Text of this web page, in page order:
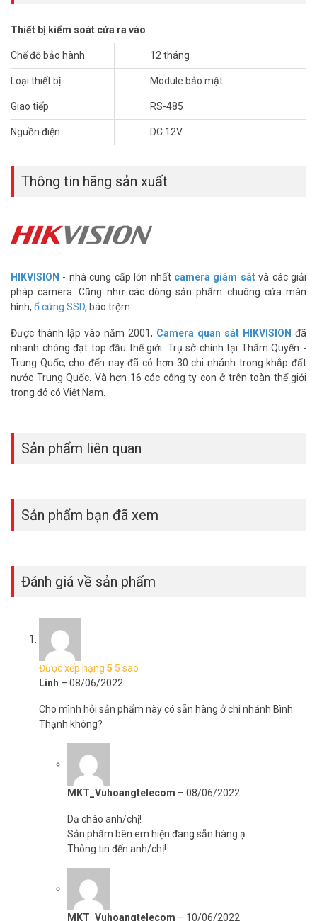
– Ngõ ra: Relay công tắc cửa × 1, Relay báo động × 1.
– Nguồn điện: DC 12V.
– Xuất xứ: Trung Quốc.
– Bảo hành: 24 tháng.
Đặt mua hàng Online ngay HIKVISION DS-K1T671MF mới nhất, xin
vui lòng liên hệ HOTLINE
1900.9259để được hỗ trợ tốt nhất. Tham
Thiết bị kiểm soát cửa ra vào
Chế độ bảo hành 12 tháng
Loại thiết bị Module bảo mật
Giao tiếp RS-485
Nguồn điện DC 12V
Thông tin hãng sản xuất
HIKVISION - nhà cung cấp lớn nhất camera giám sátvà các giải
pháp camera. Cũng như các dòng sản phẩm chuông cửa màn
hình, ổ cứng SSD, báo trộm ...
Được thành lập vào năm 2001, Camera quan sát HIKVISION đã
nhanh chóng đạt top đầu thế giới. Trụ sở chính tại Thẩm Quyến -
Trung Quốc, cho đến nay đã có hơn 30 chi nhánh trong khắp đất
nước Trung Quốc. Và hơn 16 các công ty con ở trên toàn thế giới
trong đó có Việt Nam.
Sản phẩm liên quan
Sản phẩm bạn đã xem
Đánh giá về sản phẩm
Được xếp hạng 5 5 sao
Linh – 08/06/2022
Cho mình hỏi sản phẩm này có sẵn hàng ở chi nhánh Bình
Thạnh không?
MKT_Vuhoangtelecom – 08/06/2022
Dạ chào anh/chị!
Sản phẩm bên em hiện đang sẵn hàng ạ.
Thông tin đến anh/chị!
MKT_Vuhoangtelecom – 10/06/2022